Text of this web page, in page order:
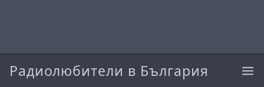
Радиолюбители в България